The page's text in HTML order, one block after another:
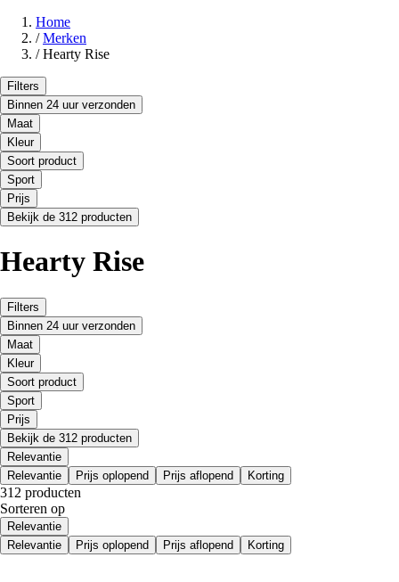
Home
/ Merken
/ Hearty Rise
Filters
Binnen 24 uur verzonden
Maat
Kleur
Soort product
Sport
Prijs
Bekijk de 312 producten
Hearty Rise
Filters
Binnen 24 uur verzonden
Maat
Kleur
Soort product
Sport
Prijs
Bekijk de 312 producten
Relevantie
Relevantie
Prijs oplopend Prijs aflopend Korting
312 producten
Sorteren op
Relevantie
Relevantie
Prijs oplopend Prijs aflopend Korting